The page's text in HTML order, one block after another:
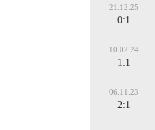
21.12.25
0:1
10.02.24
1:1
06.11.23
2:1